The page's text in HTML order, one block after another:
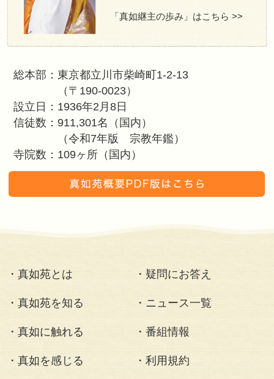
開祖（教主）
1906-1989
継主（現：苑主
いとう しんそう
1942～
「真如継主の歩み